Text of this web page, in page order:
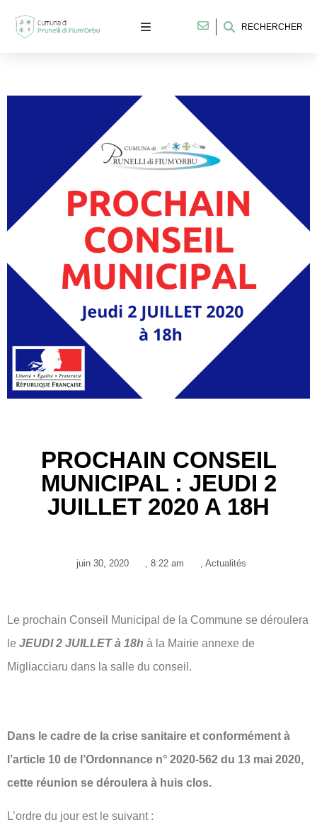
RECHERCHER
PROCHAIN CONSEIL
MUNICIPAL : JEUDI 2
JUILLET 2020 A 18H
juin 30, 2020 , 8:22 am , Actualités
Le prochain Conseil Municipal de la Commune se déroulera
le JEUDI 2 JUILLET à 18h à la Mairie annexe de
Migliacciaru dans la salle du conseil.
Dans le cadre de la crise sanitaire et conformément à
l’article 10 de l’Ordonnance n° 2020-562 du 13 mai 2020,
cette réunion se déroulera à huis clos.
L’ordre du jour est le suivant :